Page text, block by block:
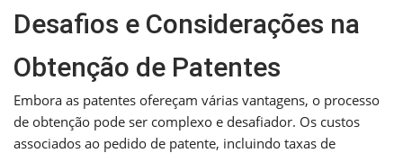
Desafios e Considerações na
Obtenção de Patentes
Embora as patentes ofereçam várias vantagens, o processo
de obtenção pode ser complexo e desafiador. Os custos
associados ao pedido de patente, incluindo taxas de